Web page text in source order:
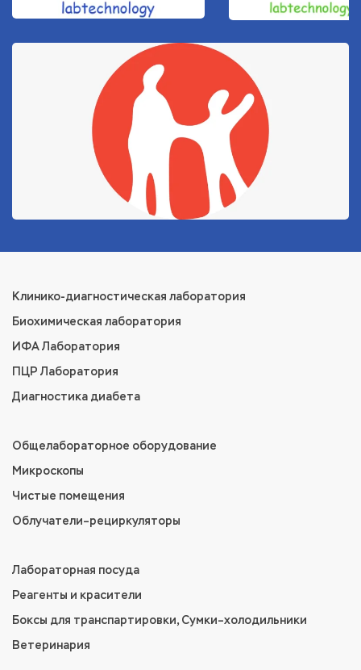
Клинико-диагностическая лаборатория
Биохимическая лаборатория
ИФА Лаборатория
ПЦР Лаборатория
Диагностика диабета
Общелабораторное оборудование
Микроскопы
Чистые помещения
Облучатели–рециркуляторы
Лабораторная посуда
Реагенты и красители
Боксы для транспартировки, Сумки–холодильники
Ветеринария